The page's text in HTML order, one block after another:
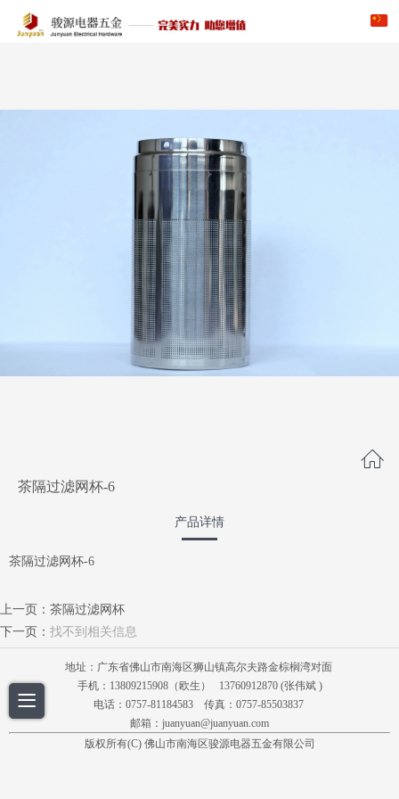
茶隔过滤网杯-6
产品详情
茶隔过滤网杯-6
上一页： 茶隔过滤网杯
下一页： 找不到相关信息
地址：广东省佛山市南海区狮山镇高尔夫路金棕榈湾对面
手机：13809215908（欧生） 13760912870 (张伟斌 )
电话：0757-81184583 传真：0757-85503837
邮箱：juanyuan@juanyuan.com
版权所有(C) 佛山市南海区骏源电器五金有限公司